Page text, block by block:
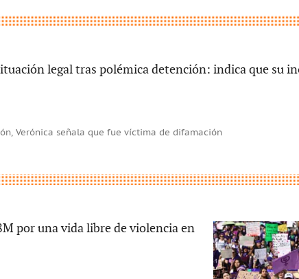
legal tras polémica detención: indica que su
Verónica señala que fue víctima de difamación
por una vida libre de violencia en